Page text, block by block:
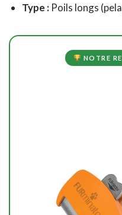
Type : Poils longs
NOTRE